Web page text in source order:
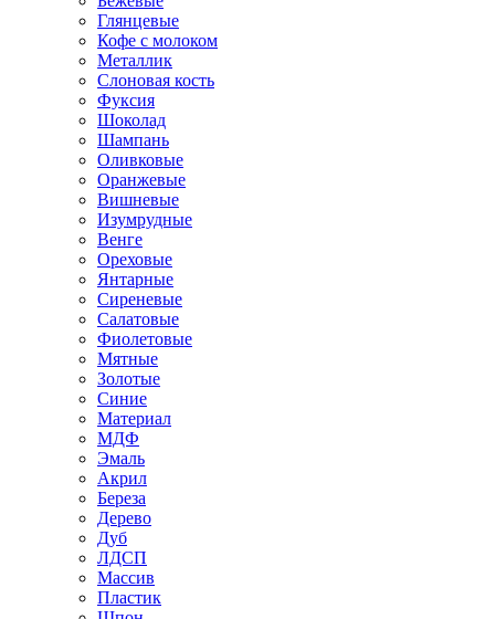
Глянцевые
Кофе с молоком
Металлик
Слоновая кость
Фуксия
Шоколад
Шампань
Оливковые
Оранжевые
Вишневые
Изумрудные
Венге
Ореховые
Янтарные
Сиреневые
Салатовые
Фиолетовые
Мятные
Золотые
Синие
Материал
МДФ
Эмаль
Акрил
Береза
Дерево
Дуб
ЛДСП
Массив
Пластик